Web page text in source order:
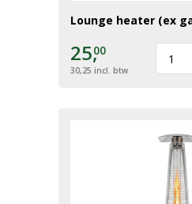
Lounge heater (ex
25,00
30,25 incl. btw